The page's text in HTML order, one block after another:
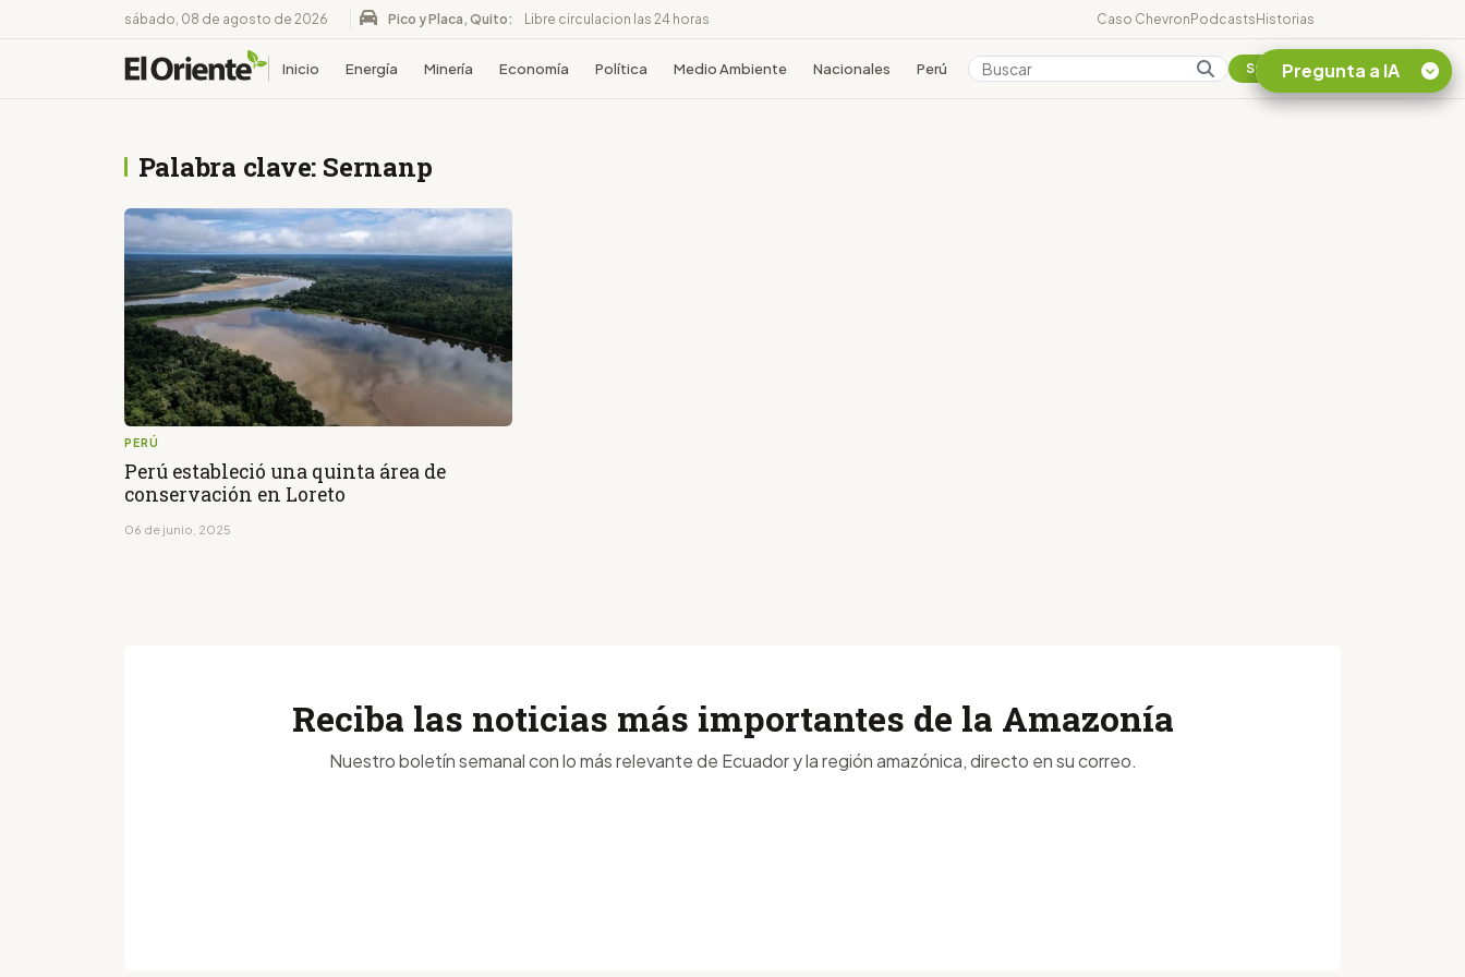
sábado, 08 de agosto de 2026 Pico y Placa, Quito: Libre circulacion las 24 horas Caso ChevronPodcastsHistorias
Inicio Energía Minería Economía Política Medio Ambiente Nacionales Perú Colombia Suscribirse
Palabra clave: Sernanp
PERÚ
Perú estableció una quinta área de
conservación en Loreto
06 de junio, 2025
Pregunta a IA
Reciba las noticias más importantes de la Amazonía
Nuestro boletín semanal con lo más relevante de Ecuador y la región amazónica, directo en su correo.